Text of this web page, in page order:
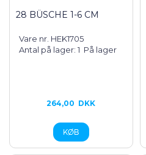
28 BÜSCHE 1-6 CM
Vare nr. HEK1705
Antal på lager: 1 På lager
264,00 DKK